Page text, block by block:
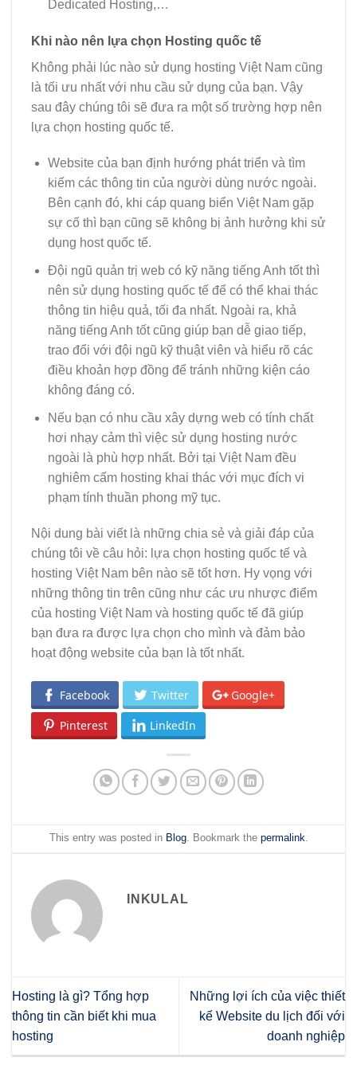
Dedicated Hosting,…
Khi nào nên lựa chọn Hosting quốc tế
Không phải lúc nào sử dụng hosting Việt Nam cũng
là tối ưu nhất với nhu cầu sử dụng của bạn. Vậy
sau đây chúng tôi sẽ đưa ra một số trường hợp nên
lựa chọn hosting quốc tế.
Website của bạn định hướng phát triển và tìm
kiếm các thông tin của người dùng nước ngoài.
Bên cạnh đó, khi cáp quang biển Việt Nam gặp
sự cố thì bạn cũng sẽ không bị ảnh hưởng khi sử
dụng host quốc tế.
Đội ngũ quản trị web có kỹ năng tiếng Anh tốt thì
nên sử dụng hosting quốc tế để có thể khai thác
thông tin hiệu quả, tối đa nhất. Ngoài ra, khả
năng tiếng Anh tốt cũng giúp bạn dễ giao tiếp,
trao đổi với đội ngũ kỹ thuật viên và hiểu rõ các
điều khoản hợp đồng để tránh những kiện cáo
không đáng có.
Nếu bạn có nhu cầu xây dựng web có tính chất
hơi nhạy cảm thì việc sử dụng hosting nước
ngoài là phù hợp nhất. Bởi tại Việt Nam đều
nghiêm cấm hosting khai thác với mục đích vi
phạm tính thuần phong mỹ tục.
Nội dung bài viết là những chia sẻ và giải đáp của
chúng tôi về câu hỏi: lựa chọn hosting quốc tế và
hosting Việt Nam bên nào sẽ tốt hơn. Hy vọng với
những thông tin trên cũng như các ưu nhược điểm
của hosting Việt Nam và hosting quốc tế đã giúp
bạn đưa ra được lựa chọn cho mình và đảm bảo
hoạt động website của bạn là tốt nhất.
Facebook Twitter Google+
Pinterest LinkedIn
This entry was posted in Blog. Bookmark the permalink.
INKULAL
Hosting là gì? Tổng hợp
thông tin cần biết khi mua
hosting
Những lợi ích của việc thiết
kế Website du lịch đối với
doanh nghiệp